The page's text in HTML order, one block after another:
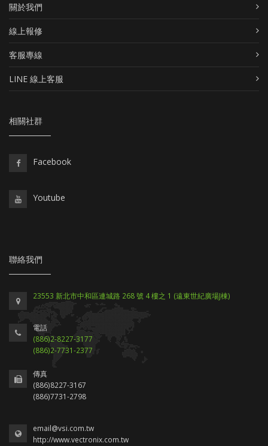
關於我們
線上報修
客服專線
LINE 線上客服
相關社群
Facebook
Youtube
聯絡我們
23553 新北市中和區連城路 268 號 4 樓之 1 (遠東世紀廣場J棟)
電話
(886)2-8227-3177
(886)2-7731-2377
傳真
(886)8227-3167
(886)7731-2798
email@vsi.com.tw
http://www.vectronix.com.tw